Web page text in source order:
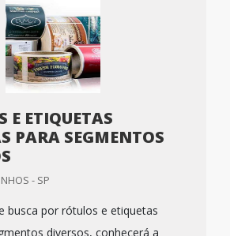
E ETIQUETAS
PARA SEGMENTOS
- SP
busca por rótulos e etiquetas
diversos, conhecerá a